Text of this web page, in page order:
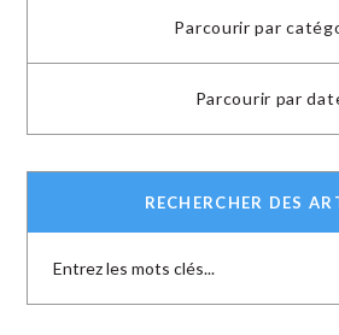
Parcourir par
Parcourir par
RECHERCHER DES